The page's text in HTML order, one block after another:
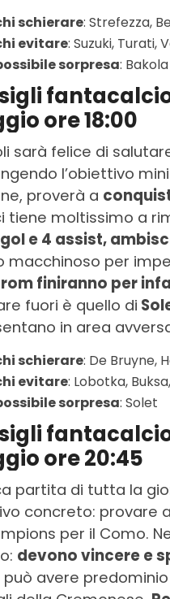
schierare: Strefezza,
evitare: Suzuki, Turati,
sorpresa: Bakola
ore 18:00
sarà felice di
l’obiettivo
proverà a
tiene moltissimo a
e 4 assist,
macchinoso per
finiranno per
fuori è quello di
in area
schierare: De Bruyne,
evitare: Lobotka,
sorpresa: Solet
ore 20:45
partita di tutta la
concreto: provare
per il Como.
devono vincere e
avere